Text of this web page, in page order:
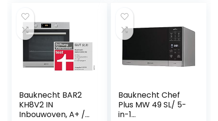
ar, 3 standen,
metalen vetfilter
vaatwasmachineb
Bauknecht BAR2
KH8V2 IN
Inbouwoven, A+ /
Bauknecht Chef
Plus MW 49 SL/ 5-
in-1